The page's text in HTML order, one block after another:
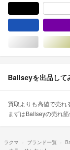
シルバー/
Ballseyを出品して
買取よりも高値で売れ
まずはBallseyの売れ
ラクマ ブランド一覧